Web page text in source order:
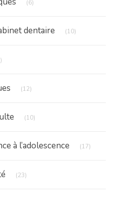
(6)
dentaire (10)
(12)
(10)
à l’adolescence (17)
(23)